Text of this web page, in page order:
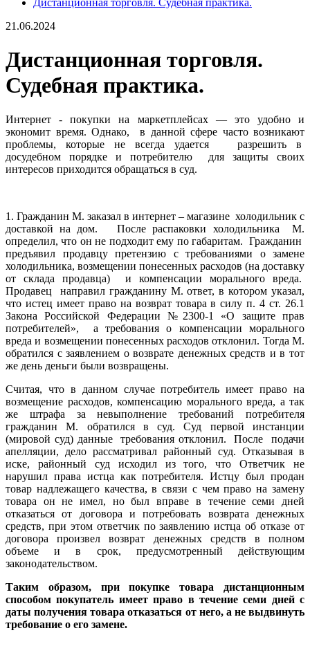
21.06.2024
Дистанционная торговля.
Судебная практика.
Интернет - покупки на маркетплейсах — это удобно и
экономит время. Однако, в данной сфере часто возникают
проблемы, которые не всегда удается разрешить в
досудебном порядке и потребителю для защиты своих
интересов приходится обращаться в суд.
1. Гражданин М. заказал в интернет – магазине холодильник с
доставкой на дом. После распаковки холодильника М.
определил, что он не подходит ему по габаритам. Гражданин
предъявил продавцу претензию с требованиями о замене
холодильника, возмещении понесенных расходов (на доставку
от склада продавца) и компенсации морального вреда.
Продавец направил гражданину М. ответ, в котором указал,
что истец имеет право на возврат товара в силу п. 4 ст. 26.1
Закона Российской Федерации №2300-1 «О защите прав
потребителей», а требования о компенсации морального
вреда и возмещении понесенных расходов отклонил. Тогда М.
обратился с заявлением о возврате денежных средств и в тот
же день деньги были возвращены.
Считая, что в данном случае потребитель имеет право на
возмещение расходов, компенсацию морального вреда, а так
же штрафа за невыполнение требований потребителя
гражданин М. обратился в суд. Суд первой инстанции
(мировой суд) данные требования отклонил. После подачи
апелляции, дело рассматривал районный суд. Отказывая в
иске, районный суд исходил из того, что Ответчик не
нарушил права истца как потребителя. Истцу был продан
товар надлежащего качества, в связи с чем право на замену
товара он не имел, но был вправе в течение семи дней
отказаться от договора и потребовать возврата денежных
средств, при этом ответчик по заявлению истца об отказе от
договора произвел возврат денежных средств в полном
объеме и в срок, предусмотренный действующим
законодательством.
Таким образом, при покупке товара дистанционным
способом покупатель имеет право в течение семи дней с
даты получения товара отказаться от него, а не выдвинуть
требование о его замене.